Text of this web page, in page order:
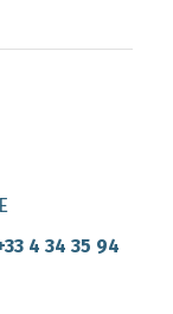
4 34 35 94